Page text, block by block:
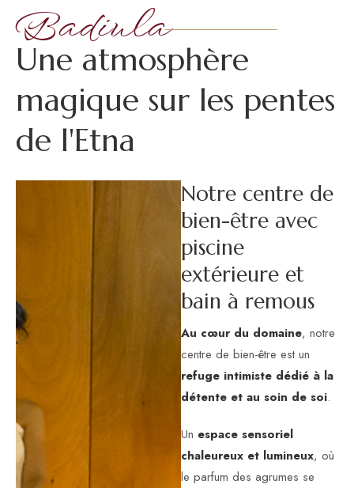
Badiula
Une atmosphère
magique sur les pentes
de l'Etna
Notre centre de
bien-être avec
piscine
extérieure et
bain à remous
Au cœur du domaine, notre
centre de bien-être est un
refuge intimiste dédié à la
détente et au soin de soi.
Un espace sensoriel
chaleureux et lumineux, où
le parfum des agrumes se